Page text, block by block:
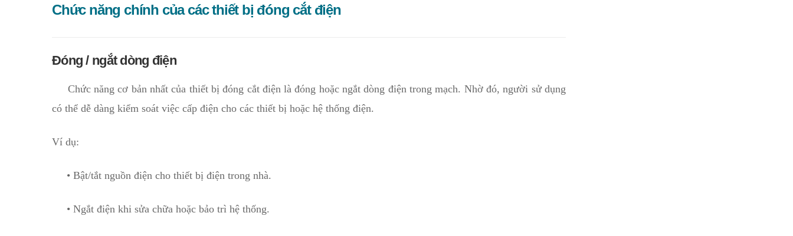
Chức năng chính của các thiết bị đóng cắt điện
Đóng / ngắt dòng điện
Chức năng cơ bản nhất của thiết bị đóng cắt điện là đóng hoặc ngắt dòng điện trong mạch. Nhờ đó, người sử dụng
có thể dễ dàng kiểm soát việc cấp điện cho các thiết bị hoặc hệ thống điện.
Ví dụ:
• Bật/tắt nguồn điện cho thiết bị điện trong nhà.
• Ngắt điện khi sửa chữa hoặc bảo trì hệ thống.